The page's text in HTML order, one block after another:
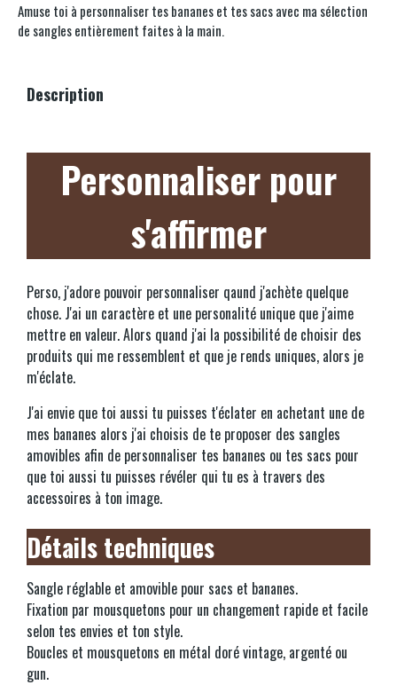
Amuse toi à personnaliser tes bananes et tes sacs avec ma sélection
de sangles entièrement faites à la main.
Description
Personnaliser pour
s'affirmer
Perso, j'adore pouvoir personnaliser qaund j'achète quelque
chose. J'ai un caractère et une personalité unique que j'aime
mettre en valeur. Alors quand j'ai la possibilité de choisir des
produits qui me ressemblent et que je rends uniques, alors je
m'éclate.
J'ai envie que toi aussi tu puisses t'éclater en achetant une de
mes bananes alors j'ai choisis de te proposer des sangles
amovibles afin de personnaliser tes bananes ou tes sacs pour
que toi aussi tu puisses révéler qui tu es à travers des
accessoires à ton image.
Détails techniques
Sangle réglable et amovible pour sacs et bananes.
Fixation par mousquetons pour un changement rapide et facile
selon tes envies et ton style.
Boucles et mousquetons en métal doré vintage, argenté ou
gun.